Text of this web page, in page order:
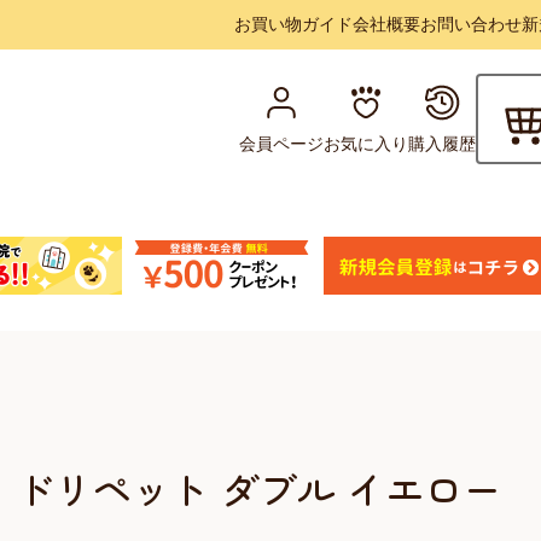
お買い物ガイド会社概要お問い合わせ
会員ページお気に入り購入履歴
リペット ダブル イエロー